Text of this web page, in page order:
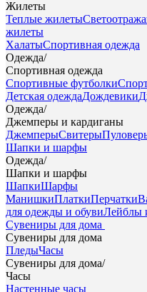
Жилеты
Теплые жилеты
жилеты
ХалатыСпортивная одежда
Одежда/
Спортивная одежда
Спортивные футболки
Детская одеждаДождевики
Одежда/
Джемперы и кардиганы
ДжемперыСвитеры
Шапки и шарфы
Одежда/
Шапки и шарфы
ШапкиШарфы
МанишкиПлаткиПерчатки
для одежды и обувиЛейблы
Сувениры для дома
Сувениры для дома
ПледыЧасы
Сувениры для дома/
Часы
Настенные часы